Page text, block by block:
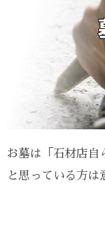
お墓は「石材店自
と思っている方は